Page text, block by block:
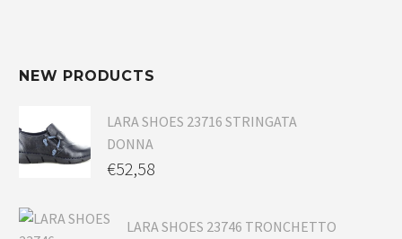
NEW PRODUCTS
LARA SHOES 23716 STRINGATA
DONNA
€52,58
LARA SHOES 23746 TRONCHETTO